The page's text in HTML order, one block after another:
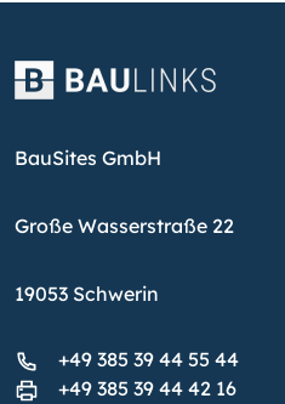
BauSites GmbH
Große Wasserstraße 22
19053 Schwerin
+49 385 39 44 55 44
+49 385 39 44 42 16